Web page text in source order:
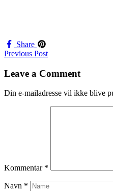
Share
Navigation
til
Previous Post
Leave a Comment
Din e-mailadresse vil ikke blive
Kommentar *
Navn *